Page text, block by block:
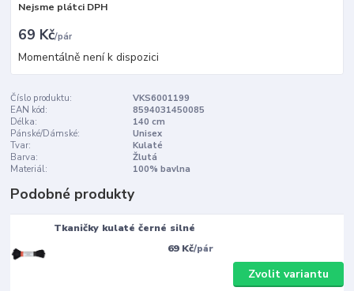
Nejsme plátci DPH
69 Kč/pár
Momentálně není k dispozici
Číslo produktu:
VKS6001199
EAN kód:
8594031450085
Délka:
140 cm
Pánské/Dámské:
Unisex
Tvar:
Kulaté
Barva:
Žlutá
Materiál:
100% bavlna
Podobné produkty
Tkaničky kulaté černé silné
69 Kč/pár
Zvolit variantu